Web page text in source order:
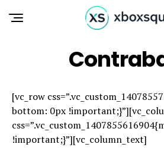
[vc_row
bottom: 0px
!important;}”][vc_column_text]